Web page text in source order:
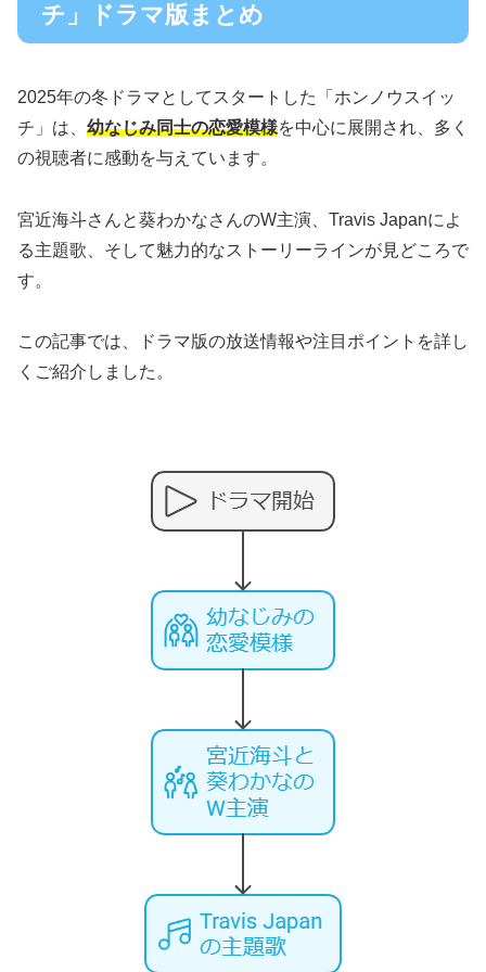
チ」ドラマ版まとめ
2025年の冬ドラマとしてスタートした「ホンノウスイッ
チ」は、 幼なじみ同士の恋愛模様を中心に展開され、多く
の視聴者に感動を与えています。
宮近海斗さんと葵わかなさんのW主演、Travis Japanによ
る主題歌、そして魅力的なストーリーラインが見どころで
す。
この記事では、ドラマ版の放送情報や注目ポイントを詳し
くご紹介しました。